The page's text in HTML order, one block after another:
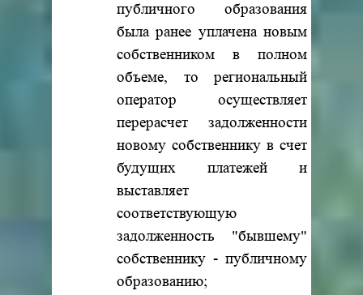
публичного образования
была ранее уплачена новым
собственником в полном
объеме, то региональный
оператор осуществляет
перерасчет задолженности
новому собственнику в счет
будущих платежей и
выставляет
соответствующую
задолженность "бывшему"
собственнику - публичному
образованию;